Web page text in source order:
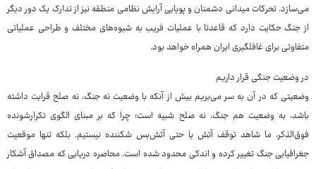
می‌سازد. تحرکات میدانی دشمنان و پویایی آرایش نظامی منطقه نیز از تدارک یک دور دیگر
از جنگ حکایت دارد که قاعدتا با عملیات فریب به شیوه‌های مختلف و طراحی عملیاتی
متفاوتی برای غافلگیری ایران همراه خواهد بود.
در وضعیت جنگی قرار داریم
وضعیتی که در آن به سر می‌بریم بیش از آنکه با وضعیت نه جنگ، نه صلح قرابت داشته
باشد، به وضعیت هم جنگ، نه صلح شبیه است؛ چرا که بر مبنای الگوی تکرارشونده
فوق‌الذکر، ما شاهد توقف آتش یا حتی آتش‌بس شکننده نیستیم. بلکه تنها موقعیت
جغرافیایی جنگ تغییر کرده و اندکی محدود شده است. محاصره دریایی که مصداق آشکار